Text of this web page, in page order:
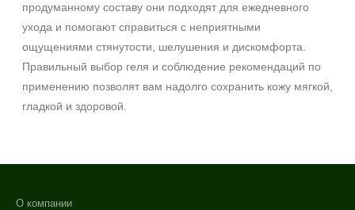
продуманному составу они подходят для ежедневного
ухода и помогают справиться с неприятными
ощущениями стянутости, шелушения и дискомфорта.
Правильный выбор геля и соблюдение рекомендаций по
применению позволят вам надолго сохранить кожу мягкой,
гладкой и здоровой.
О компании